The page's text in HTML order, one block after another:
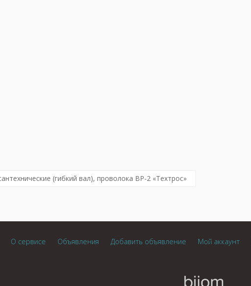
(гибкий вал), проволока ВР-2 «Техтрос»
О сервисе Объявления Добавить объявление Мой аккаунт